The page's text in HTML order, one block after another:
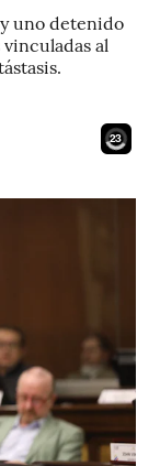
uno detenido
al
22